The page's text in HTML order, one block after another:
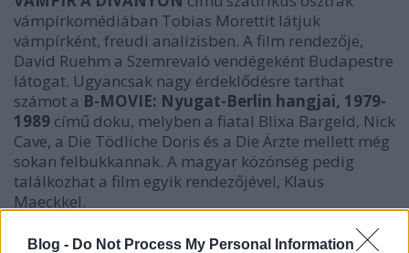
Blog - Do Not Process My Personal Information
vámpírkomédiában Tobias Morettit látjuk
vámpírként, freudi analízisben. A film rendezője,
David Ruehm a Szemrevaló vendégeként Budapestre
látogat. Ugyancsak nagy érdeklődésre tarthat
számot a B-MOVIE: Nyugat-Berlin hangjai, 1979-
1989 című doku, melyben a fiatal Blixa Bargeld, Nick
Cave, a Die Tödliche Doris és a Die Ärzte mellett még
sokan felbukkannak. A magyar közönség pedig
találkozhat a film egyik rendezőjével, Klaus
Maeckkel.